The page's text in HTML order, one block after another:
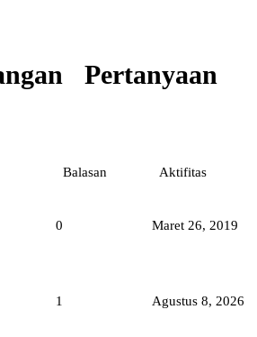
Pertanyaan
Balasan Aktifitas
0 Maret 26, 2019
1 Agustus 8, 2026